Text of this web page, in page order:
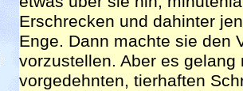
Erschrecken und dahinter
Enge. Dann machte sie den
vorzustellen. Aber es
vorgedehnten, tierhaften